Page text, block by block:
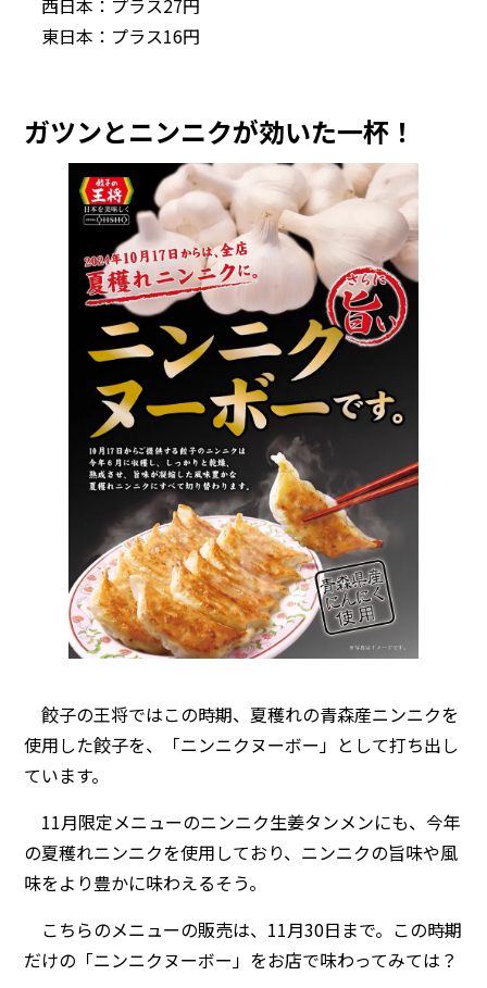
西日本：プラス27円
東日本：プラス16円
ガツンとニンニクが効いた一杯！
餃子の王将ではこの時期、夏穫れの青森産ニンニクを
使用した餃子を、「ニンニクヌーボー」として打ち出し
ています。
11月限定メニューのニンニク生姜タンメンにも、今年
の夏穫れニンニクを使用しており、ニンニクの旨味や風
味をより豊かに味わえるそう。
こちらのメニューの販売は、11月30日まで。この時期
だけの「ニンニクヌーボー」をお店で味わってみては？